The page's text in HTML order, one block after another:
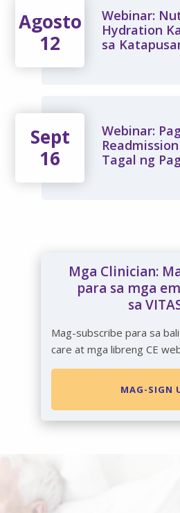
Agosto
12
Webinar:
Hydration
sa
Sept
16
Webinar:
Tagal ng
Mga Clinician:
para sa mga
sa
Mag-subscribe para sa
care at mga libreng CE
MAG-SIGN